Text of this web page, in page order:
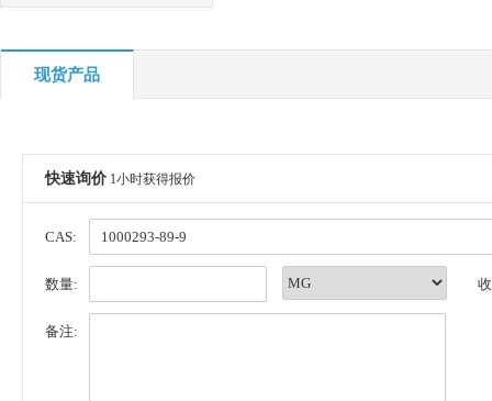
现货产品
快速询价 1小时获得报价
CAS:
数量:
备注: